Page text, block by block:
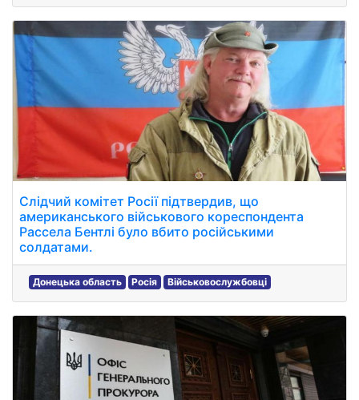
Слідчий комітет Росії підтвердив, що
американського військового кореспондента
Рассела Бентлі було вбито російськими
солдатами.
Донецька область Росія Військовослужбовці